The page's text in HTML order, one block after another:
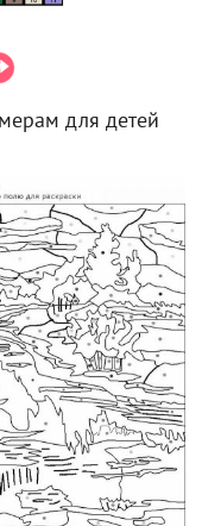
для детей